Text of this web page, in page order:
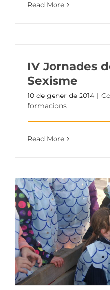
Read More
IV Jornades
Sexisme
10 de gener de 2014 |
formacions
Read More